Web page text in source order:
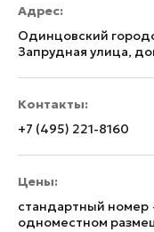
Адрес:
Одинцовский
Запрудная улица,
Контакты:
+7 (495) 221-8160
Цены:
стандартный номер
одноместном